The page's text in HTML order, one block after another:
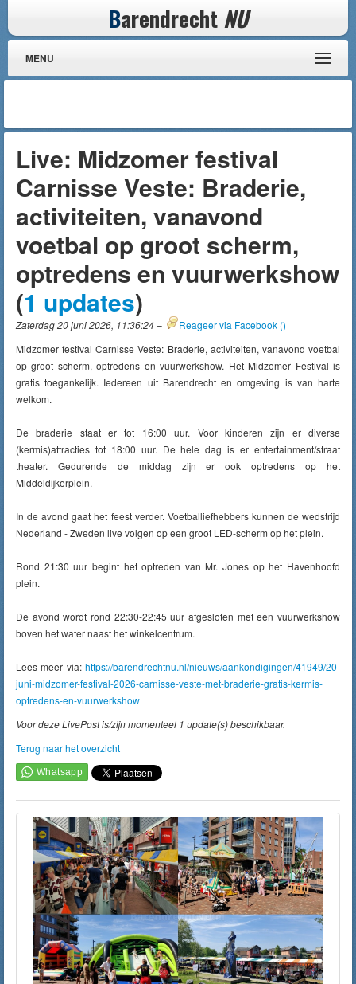
Barendrecht NU
MENU
Live: Midzomer festival
Carnisse Veste: Braderie,
activiteiten, vanavond
voetbal op groot scherm,
optredens en vuurwerkshow
(1 updates)
Zaterdag 20 juni 2026, 11:36:24– Reageer via Facebook ()
Midzomer festival Carnisse Veste: Braderie, activiteiten, vanavond voetbal
op groot scherm, optredens en vuurwerkshow. Het Midzomer Festival is
gratis toegankelijk. Iedereen uit Barendrecht en omgeving is van harte
welkom.
De braderie staat er tot 16:00 uur. Voor kinderen zijn er diverse
(kermis)attracties tot 18:00 uur. De hele dag is er entertainment/straat
theater. Gedurende de middag zijn er ook optredens op het
Middeldijkerplein.
In de avond gaat het feest verder. Voetballiefhebbers kunnen de wedstrijd
Nederland - Zweden live volgen op een groot LED-scherm op het plein.
Rond 21:30 uur begint het optreden van Mr. Jones op het Havenhoofd
plein.
De avond wordt rond 22:30-22:45 uur afgesloten met een vuurwerkshow
boven het water naast het winkelcentrum.
Lees meer via: https://barendrechtnu.nl/nieuws/aankondigingen/41949/20-
juni-midzomer-festival-2026-carnisse-veste-met-braderie-gratis-kermis-
optredens-en-vuurwerkshow
Voor deze LivePost is/zijn momenteel 1 update(s) beschikbaar.
Terug naar het overzicht